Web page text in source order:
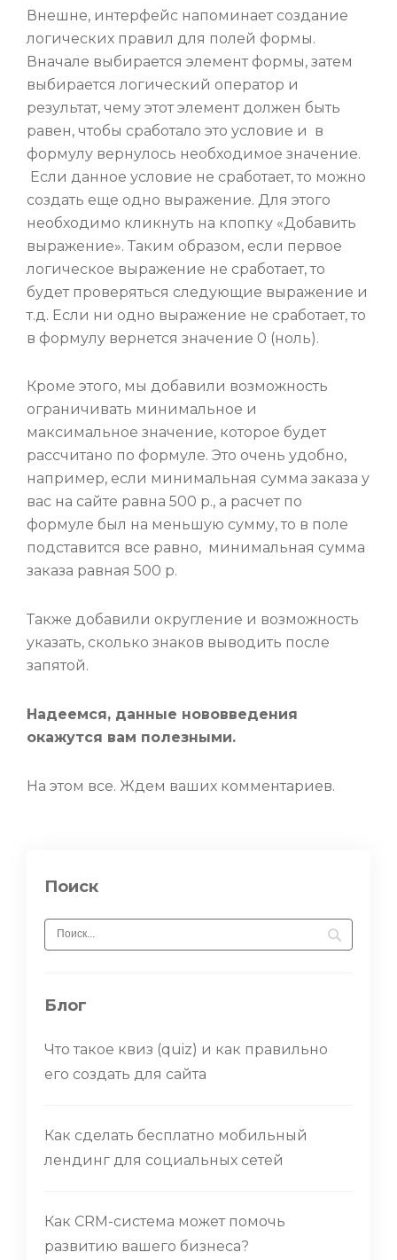
Внешне, интерфейс напоминает создание
логических правил для полей формы.
Вначале выбирается элемент формы, затем
выбирается логический оператор и
результат, чему этот элемент должен быть
равен, чтобы сработало это условие и в
формулу вернулось необходимое значение.
Если данное условие не сработает, то можно
создать еще одно выражение. Для этого
необходимо кликнуть на кпопку «Добавить
выражение». Таким образом, если первое
логическое выражение не сработает, то
будет проверяться следующие выражение и
т.д. Если ни одно выражение не сработает, то
в формулу вернется значение 0 (ноль).
Кроме этого, мы добавили возможность
ограничивать минимальное и
максимальное значение, которое будет
рассчитано по формуле. Это очень удобно,
например, если минимальная сумма заказа у
вас на сайте равна 500 р., а расчет по
формуле был на меньшую сумму, то в поле
подставится все равно, минимальная сумма
заказа равная 500 р.
Также добавили округление и возможность
указать, сколько знаков выводить после
запятой.
Надеемся, данные нововведения
окажутся вам полезными.
На этом все. Ждем ваших комментариев.
Поиск
Блог
Что такое квиз (quiz) и как правильно
его создать для сайта
Как сделать бесплатно мобильный
лендинг для социальных сетей
Как CRM-система может помочь
развитию вашего бизнеса?